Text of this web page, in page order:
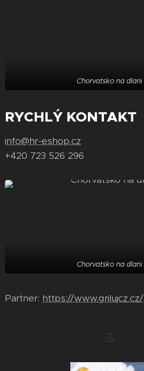
Chorvatsko na dlani
RYCHLÝ KONTAKT
info@hr-eshop.cz
+420 723 526 296
Chorvatsko na dlani
Partner: https://www.grilujcz.cz/